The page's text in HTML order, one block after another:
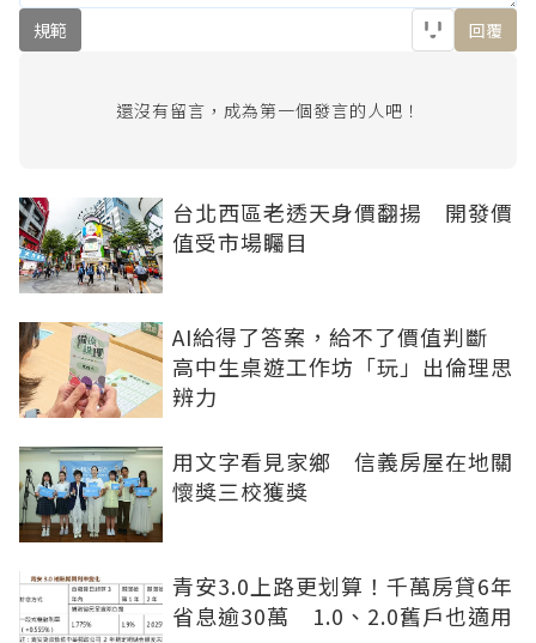
規範 回覆
還沒有留言，成為第一個發言的人吧！
台北西區老透天身價翻揚 開發價
值受市場矚目
AI給得了答案，給不了價值判斷
高中生桌遊工作坊「玩」出倫理思
辨力
用文字看見家鄉 信義房屋在地關
懷獎三校獲獎
青安3.0上路更划算！千萬房貸6年
省息逾30萬 1.0、2.0舊戶也適用